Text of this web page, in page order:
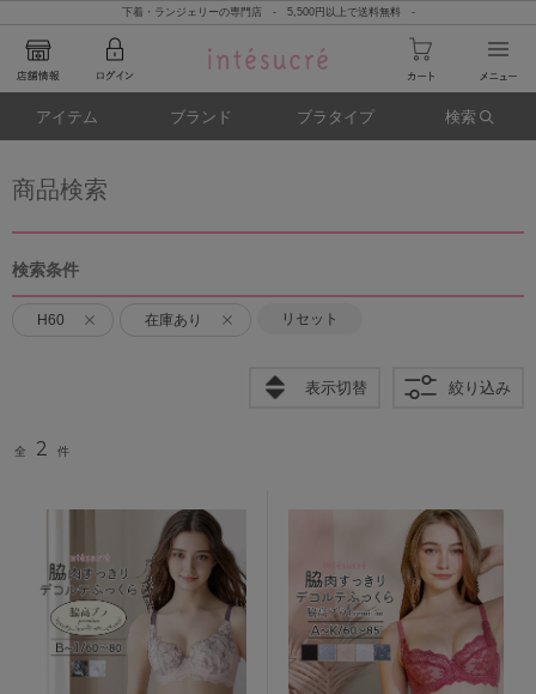
下着・ランジェリーの専門店 - 5,500円以上で送料無料 -
アイテム ブランド ブラタイプ 検索
商品検索
検索条件
H60 在庫あり リセット
表示切替 絞り込み
全 2 件